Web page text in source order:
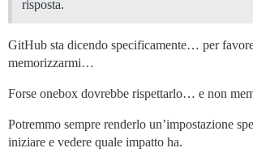
risposta.
GitHub sta dicendo specificamente… per
memorizzarmi…
Forse onebox dovrebbe rispettarlo… e non
Potremmo sempre renderlo un’impostazione
iniziare e vedere quale impatto ha.